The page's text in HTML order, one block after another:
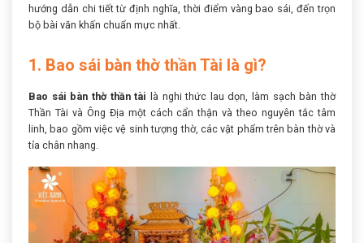
hướng dẫn chi tiết từ định nghĩa, thời điểm vàng bao sái, đến trọn
bộ bài văn khấn chuẩn mực nhất.
1. Bao sái bàn thờ thần Tài là gì?
Bao sái bàn thờ thần tài là nghi thức lau dọn, làm sạch bàn thờ
Thần Tài và Ông Địa một cách cẩn thận và theo nguyên tắc tâm
linh, bao gồm việc vệ sinh tượng thờ, các vật phẩm trên bàn thờ và
tỉa chân nhang.